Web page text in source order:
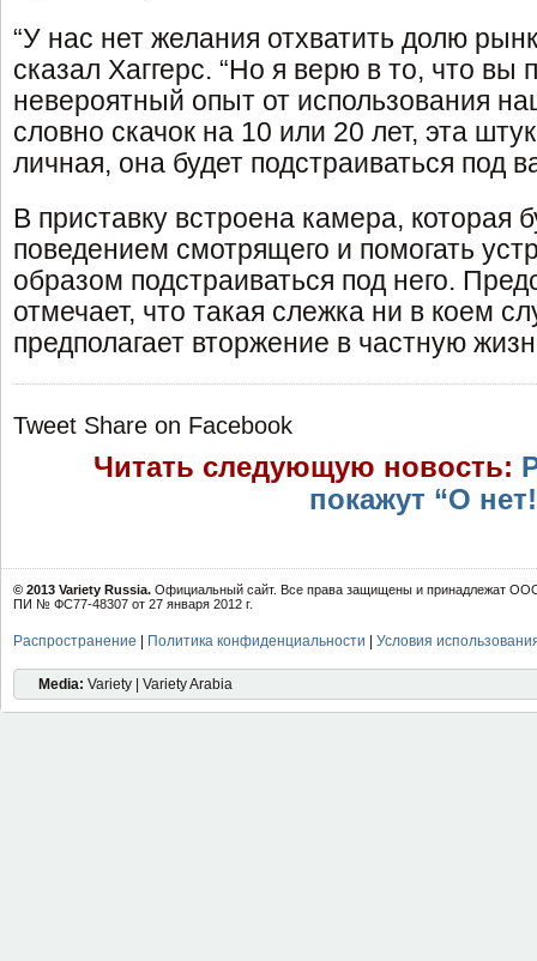
“У нас нет желания отхватить долю
сказал Хаггерс. “Но я верю в то, что вы
невероятный опыт от использования
словно скачок на 10 или 20 лет, эта
личная, она будет подстраиваться под
В приставку встроена камера, которая
поведением смотрящего и помогать
образом подстраиваться под него.
отмечает, что такая слежка ни в коем
предполагает вторжение в частную
Tweet Share on Facebook
Читать следующую новость:
покажут “О
© 2013 Variety Russia. Официальный сайт. Все права защищены и принадлежат
ПИ № ФС77-48307 от 27 января 2012 г.
Распространение Политика конфиденциальности Условия
Media: Variety | Variety Arabia